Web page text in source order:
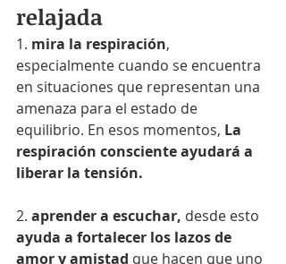
relajada
1. mira la respiración,
especialmente cuando se encuentra
en situaciones que representan una
amenaza para el estado de
equilibrio. En esos momentos, La
respiración consciente ayudará a
liberar la tensión.
2. aprender a escuchar, desde esto
ayuda a fortalecer los lazos de
amor y amistad que hacen que uno